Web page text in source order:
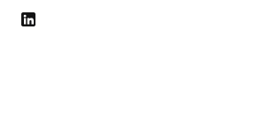
LinkedIn se abre en una nueva pestaña/ventana